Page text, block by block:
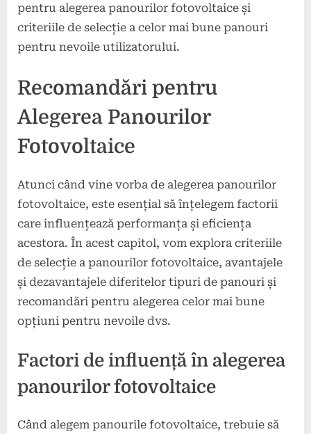
pentru alegerea panourilor fotovoltaice și
criteriile de selecție a celor mai bune panouri
pentru nevoile utilizatorului.
Recomandări pentru
Alegerea Panourilor
Fotovoltaice
Atunci când vine vorba de alegerea panourilor
fotovoltaice, este esențial să înțelegem factorii
care influențează performanța și eficiența
acestora. În acest capitol, vom explora criteriile
de selecție a panourilor fotovoltaice, avantajele
și dezavantajele diferitelor tipuri de panouri și
recomandări pentru alegerea celor mai bune
opțiuni pentru nevoile dvs.
Factori de influență în alegerea
panourilor fotovoltaice
Când alegem panourile fotovoltaice, trebuie să